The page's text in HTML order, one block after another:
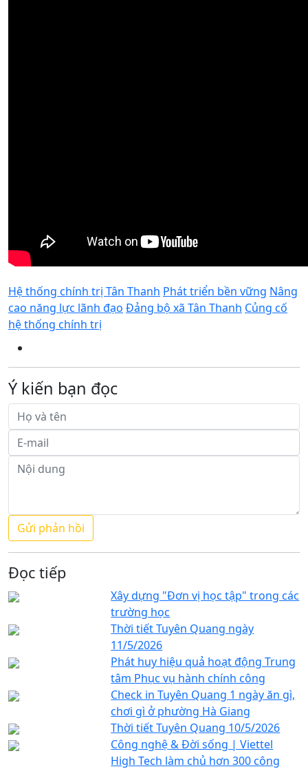
Hệ thống chính trị Tân Thanh Phát triển bền vững Nâng
cao năng lực lãnh đạo Đảng bộ xã Tân Thanh Củng cố
hệ thống chính trị
Ý kiến bạn đọc
Đọc tiếp
Xây dựng "Đơn vị học tập" trong các
trường học
Thời tiết Tuyên Quang ngày
11/5/2026
Phát huy hiệu quả hoạt động Trung
tâm Phục vụ hành chính công
Check in Tuyên Quang 1 ngày ăn gì,
chơi gì ở phường Hà Giang
Thời tiết Tuyên Quang 10/5/2026
Công nghệ & Đời sống | Viettel
High Tech làm chủ hơn 300 công